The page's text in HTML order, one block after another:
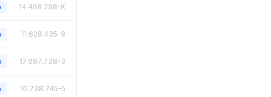
14.468.298-K
11.628.435-9
17.687.738-3
10.738.745-5